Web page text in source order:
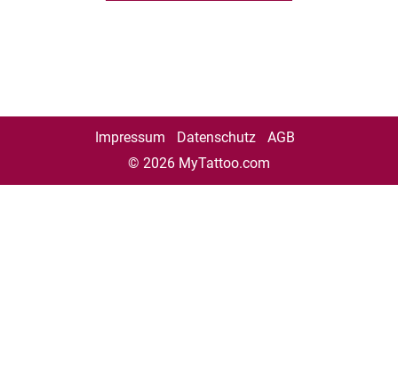
Impressum Datenschutz
AGB
© 2026 MyTattoo.com